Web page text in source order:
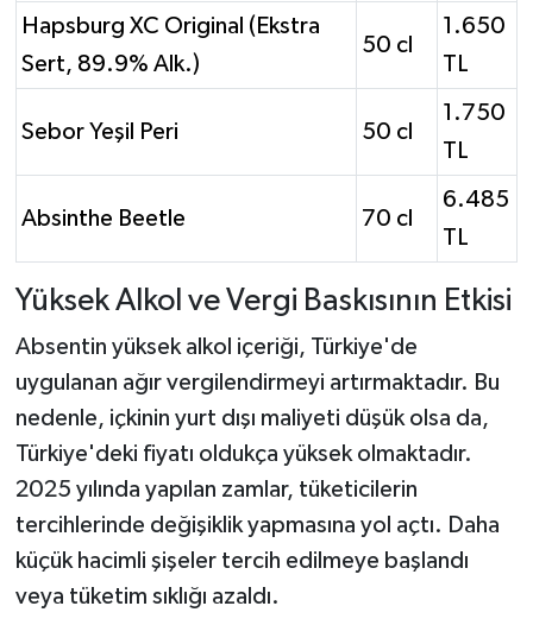
Hapsburg XC Original (Ekstra
Sert, 89.9% Alk.)
50 cl
1.650
TL
Sebor Yeşil Peri 50 cl
1.750
TL
Absinthe Beetle 70 cl
6.485
TL
Yüksek Alkol ve Vergi Baskısının Etkisi
Absentin yüksek alkol içeriği, Türkiye'de
uygulanan ağır vergilendirmeyi artırmaktadır. Bu
nedenle, içkinin yurt dışı maliyeti düşük olsa da,
Türkiye'deki fiyatı oldukça yüksek olmaktadır.
2025 yılında yapılan zamlar, tüketicilerin
tercihlerinde değişiklik yapmasına yol açtı. Daha
küçük hacimli şişeler tercih edilmeye başlandı
veya tüketim sıklığı azaldı.